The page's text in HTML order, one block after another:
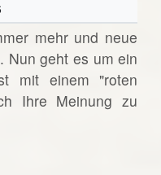
mehr und neue
Nun geht es um ein
mit einem "roten
Ihre Meinung zu